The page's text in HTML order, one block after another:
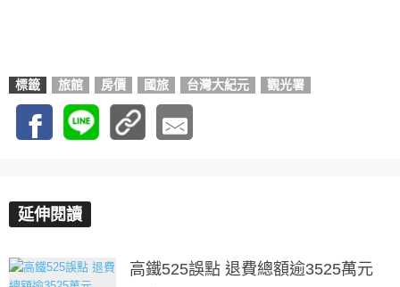
標籤 旅館 房價 國旅 台灣大紀元 觀光署
延伸閱讀
高鐵525誤點 退費總額逾3525萬元